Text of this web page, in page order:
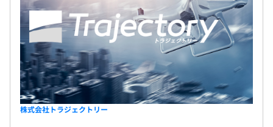
株式会社トラジェクトリー